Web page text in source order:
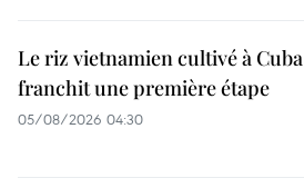
Le riz vietnamien cultivé à Cuba
franchit une première étape
05/08/2026 04:30